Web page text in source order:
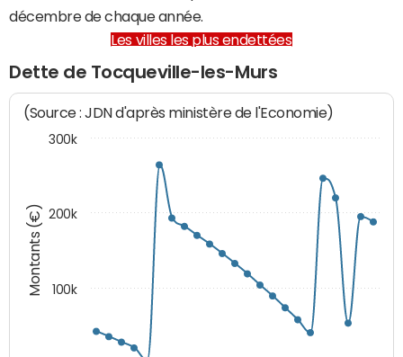
décembre de chaque année.
Les villes les plus endettées
Dette de Tocqueville-les-Murs
Montants (€)
(Source : JDN d'après ministère de l'Economie)
100k
200k
300k